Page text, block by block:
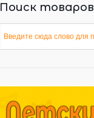
Поиск товаров